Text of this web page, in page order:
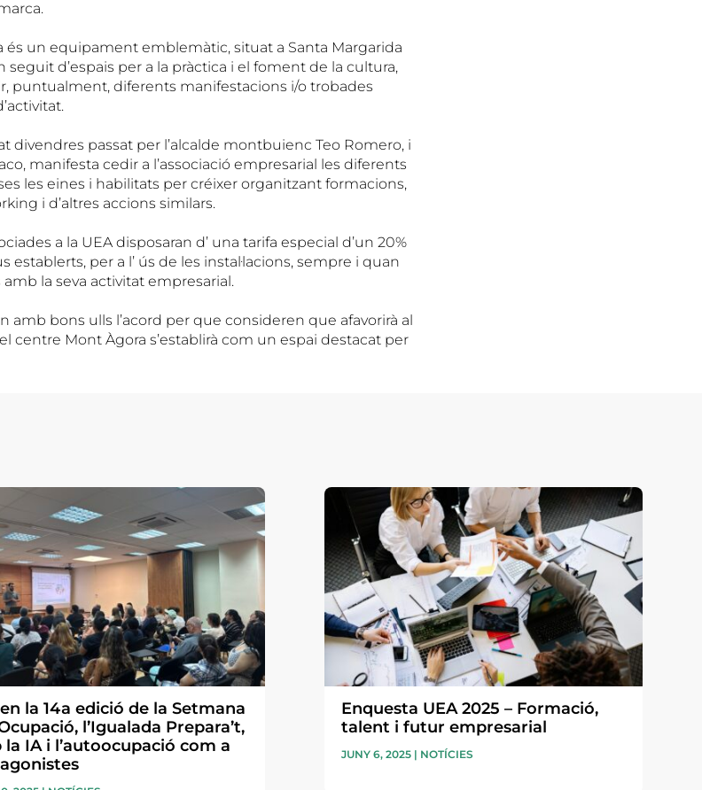
és un equipament emblemàtic, situat a Santa Margarida
d’espais per a la pràctica i el foment de la cultura,
puntualment, diferents manifestacions i/o trobades
divendres passat per l’alcalde montbuienc Teo Romero, i
manifesta cedir a l’associació empresarial les diferents
les eines i habilitats per créixer organitzant formacions,
i d’altres accions similars.
a la UEA disposaran d’ una tarifa especial d’un 20%
per a l’ ús de les instal·lacions, sempre i quan
la seva activitat empresarial.
amb bons ulls l’acord per que consideren que afavorirà al
centre Mont Àgora s’establirà com un espai destacat per
la 14a edició de la Setmana
l’Igualada Prepara’t,
la IA i l’autoocupació com a
Enquesta UEA 2025 – Formació,
talent i futur empresarial
JUNY 6, 2025| NOTÍCIES